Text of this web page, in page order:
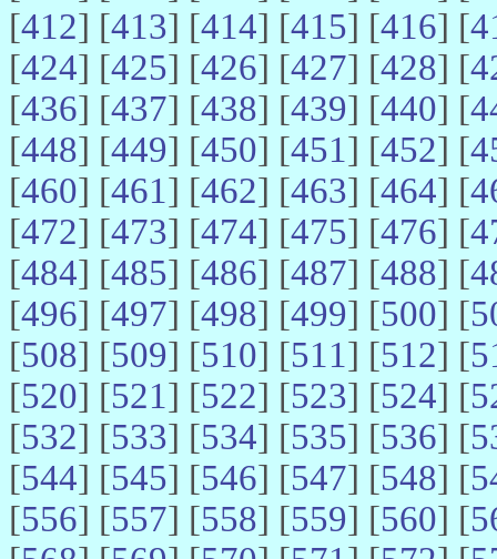
[412] [413] [414] [415] [416] [
[424] [425] [426] [427] [428] [
[436] [437] [438] [439] [440] [
[448] [449] [450] [451] [452] [
[460] [461] [462] [463] [464] [
[472] [473] [474] [475] [476] [
[484] [485] [486] [487] [488] [
[496] [497] [498] [499] [500] [
[508] [509] [510] [511] [512] [
[520] [521] [522] [523] [524] [
[532] [533] [534] [535] [536] [
[544] [545] [546] [547] [548] [
[556] [557] [558] [559] [560] [